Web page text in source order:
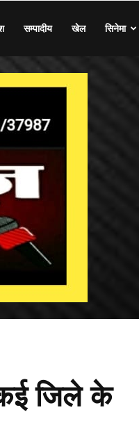
सम्पादीय खेल सिनेमा
कई जिले के